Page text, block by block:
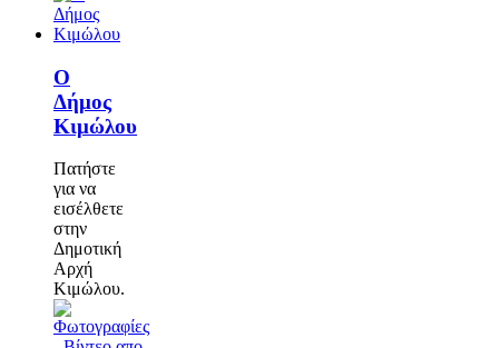
Ο
Δήμος
Κιμώλου
Πατήστε
για να
εισέλθετε
στην
Δημοτική
Αρχή
Κιμώλου.